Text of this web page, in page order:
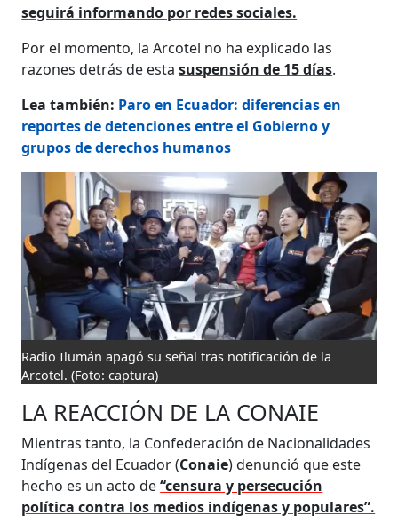
seguirá informando por redes sociales.
Por el momento, la Arcotel no ha explicado las
razones detrás de estasuspensión de 15 días.
Lea también: Paro en Ecuador: diferencias en
reportes de detenciones entre el Gobierno y
grupos de derechos humanos
Radio Ilumán apagó su señal tras notificación de la
Arcotel. (Foto: captura)
LA REACCIÓN DE LA CONAIE
Mientras tanto, la Confederación de Nacionalidades
Indígenas del Ecuador (Conaie) denunció que este
hecho es un acto de“censura y persecución
política contra los medios indígenas y populares”.